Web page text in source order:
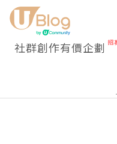
社群創作有價企劃